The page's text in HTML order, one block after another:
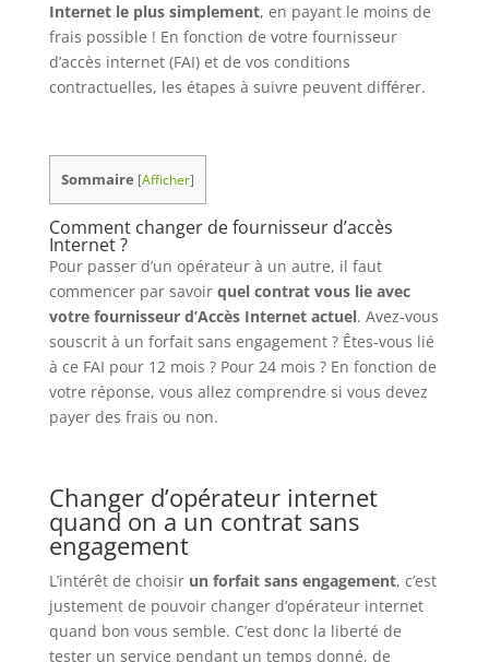
Internet le plus simplement, en payant le moins de
frais possible ! En fonction de votre fournisseur
d’accès internet (FAI) et de vos conditions
contractuelles, les étapes à suivre peuvent différer.
Sommaire [Afficher]
Comment changer de fournisseur d’accès
Internet ?
Pour passer d’un opérateur à un autre, il faut
commencer par savoir quel contrat vous lie avec
votre fournisseur d’Accès Internet actuel. Avez-vous
souscrit à un forfait sans engagement ? Êtes-vous lié
à ce FAI pour 12 mois ? Pour 24 mois ? En fonction de
votre réponse, vous allez comprendre si vous devez
payer des frais ou non.
Changer d’opérateur internet
quand on a un contrat sans
engagement
L’intérêt de choisir un forfait sans engagement, c’est
justement de pouvoir changer d’opérateur internet
quand bon vous semble. C’est donc la liberté de
tester un service pendant un temps donné, de